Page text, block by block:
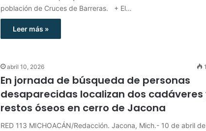
población de Cruces de Barreras. + El…
Leer más »
abril 10, 2026
En jornada de búsqueda de personas
desaparecidas localizan dos cadáveres
restos óseos en cerro de Jacona
RED 113 MICHOACÁN/Redacción. Jacona, Mich.- 10 de abril de